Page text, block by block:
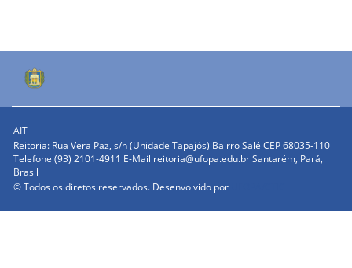
AIT
Reitoria: Rua Vera Paz, s/n (Unidade Tapajós) Bairro Salé CEP 68035-110
Telefone (93) 2101-4911 E-Mail reitoria@ufopa.edu.br Santarém, Pará,
Brasil
© Todos os diretos reservados. Desenvolvido por